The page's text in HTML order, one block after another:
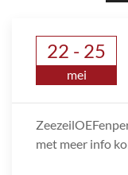
22 - 25
mei
met meer info